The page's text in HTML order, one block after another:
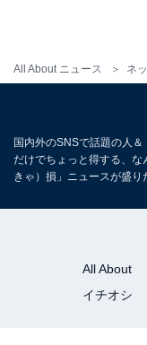
All About ニュース ネ
国内外のSNSで話題の人
だけでちょっと得する、
きゃ）損」ニュースが盛り
All About
イチオシ